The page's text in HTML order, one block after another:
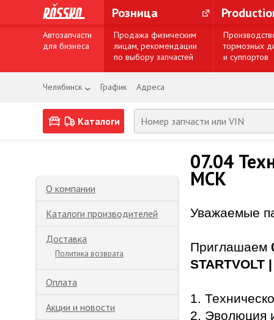
Розница
Автозапчасти
для бизнеса
Продажа физическим
лицам, рекомендации
по выбору запчастей
тормозных
и суппортов
Челябинск График Адреса
Каталоги
О компании
Каталоги производителей
Доставка
Политика возврата
Оплата
Акции и новости
07.04
МСК
Уважаемые
Приглашаем
STARTVOLT
1.
2. Эволюция